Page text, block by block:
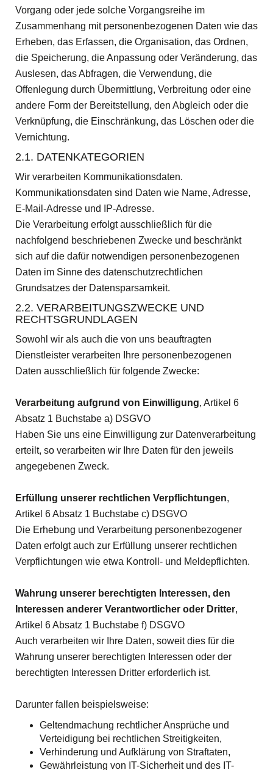
Vorgang oder jede solche Vorgangsreihe im
Zusammenhang mit personenbezogenen Daten wie das
Erheben, das Erfassen, die Organisation, das Ordnen,
die Speicherung, die Anpassung oder Veränderung, das
Auslesen, das Abfragen, die Verwendung, die
Offenlegung durch Übermittlung, Verbreitung oder eine
andere Form der Bereitstellung, den Abgleich oder die
Verknüpfung, die Einschränkung, das Löschen oder die
Vernichtung.
2.1. DATENKATEGORIEN
Wir verarbeiten Kommunikationsdaten.
Kommunikationsdaten sind Daten wie Name, Adresse,
E-Mail-Adresse und IP-Adresse.
Die Verarbeitung erfolgt ausschließlich für die
nachfolgend beschriebenen Zwecke und beschränkt
sich auf die dafür notwendigen personenbezogenen
Daten im Sinne des datenschutzrechtlichen
Grundsatzes der Datensparsamkeit.
2.2. VERARBEITUNGSZWECKE UND
RECHTSGRUNDLAGEN
Sowohl wir als auch die von uns beauftragten
Dienstleister verarbeiten Ihre personenbezogenen
Daten ausschließlich für folgende Zwecke:
Verarbeitung aufgrund von Einwilligung, Artikel 6
Absatz 1 Buchstabe a) DSGVO
Haben Sie uns eine Einwilligung zur Datenverarbeitung
erteilt, so verarbeiten wir Ihre Daten für den jeweils
angegebenen Zweck.
Erfüllung unserer rechtlichen Verpflichtungen,
Artikel 6 Absatz 1 Buchstabe c) DSGVO
Die Erhebung und Verarbeitung personenbezogener
Daten erfolgt auch zur Erfüllung unserer rechtlichen
Verpflichtungen wie etwa Kontroll- und Meldepflichten.
Wahrung unserer berechtigten Interessen, den
Interessen anderer Verantwortlicher oder Dritter,
Artikel 6 Absatz 1 Buchstabe f) DSGVO
Auch verarbeiten wir Ihre Daten, soweit dies für die
Wahrung unserer berechtigten Interessen oder der
berechtigten Interessen Dritter erforderlich ist.
Darunter fallen beispielsweise:
Geltendmachung rechtlicher Ansprüche und
Verteidigung bei rechtlichen Streitigkeiten,
Verhinderung und Aufklärung von Straftaten,
Gewährleistung von IT-Sicherheit und des IT-